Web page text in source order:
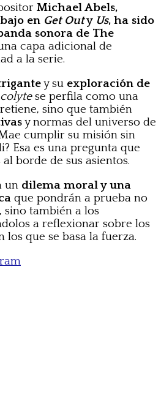
Michael Abels,
en Get Outy Us, ha sido
sonora de The
capa adicional de
a la serie.
y su exploración de
se perfila como una
sino que también
y normas del universo de
cumplir su misión sin
Esa es una pregunta que
borde de sus asientos.
un dilema moral y una
que pondrán a prueba no
sino también a los
a reflexionar sobre los
que se basa la fuerza.